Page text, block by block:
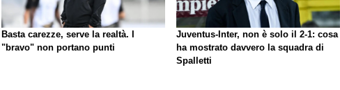
Basta carezze, serve la realtà. I
"bravo" non portano punti
Juventus-Inter, non è solo il 2-1: cosa
ha mostrato davvero la squadra di
Spalletti